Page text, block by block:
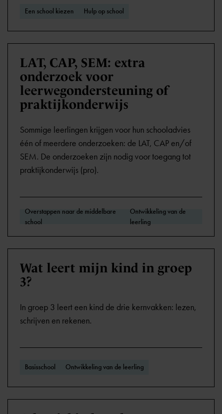
Een school kiezen Hulp op school
LAT, CAP, SEM: extra
onderzoek voor
leerwegondersteuning of
praktijkonderwijs
Sommige leerlingen krijgen voor hun schooladvies
één of meerdere onderzoeken: de LAT, CAP en/of
SEM. De onderzoeken zijn nodig voor toegang tot
praktijkonderwijs (pro).
Overstappen naar de middelbare
school
Ontwikkeling van de
leerling
Wat leert mijn kind in groep
3?
In groep 3 leert een kind de drie kernvakken: lezen,
schrijven en rekenen.
Basisschool Ontwikkeling van de leerling